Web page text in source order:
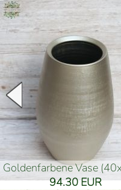
goldenfarbene Vase
94.30 EUR